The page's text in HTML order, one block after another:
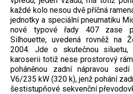
každé kolo nesou dvě příčná
jednotky a speciální pneumatiku
nové typové řady 407 zase
Silhouette, uvedená rovněž na
2004. Jde o skutečnou siluetu,
karoserii totiž nese prostorový
poháněnou zadní nápravou
V6/235 kW (320 k), jenž pohání
šestistupňové sekvenční